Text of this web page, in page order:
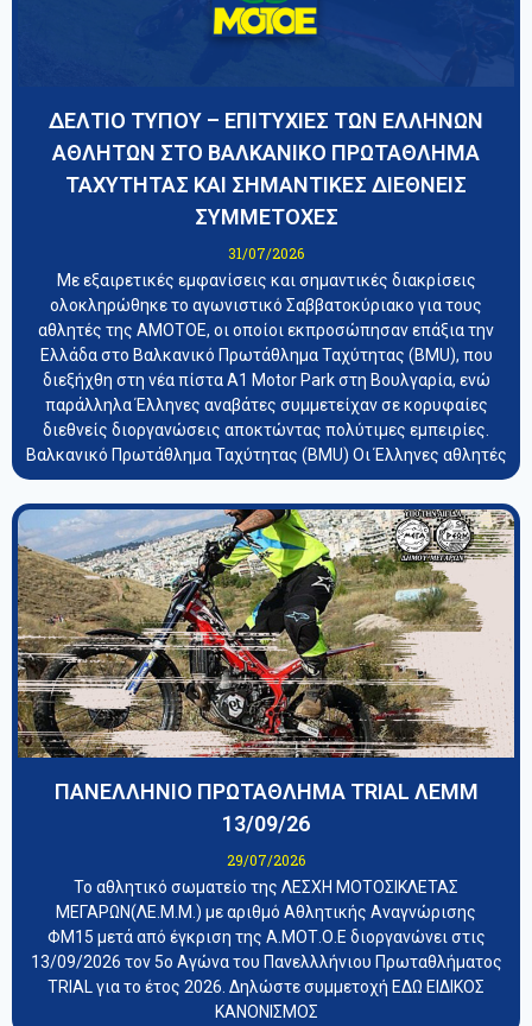
ΔΕΛΤΙΟ ΤΥΠΟΥ – ΕΠΙΤΥΧΙΕΣ ΤΩΝ ΕΛΛΗΝΩΝ
ΑΘΛΗΤΩΝ ΣΤΟ ΒΑΛΚΑΝΙΚΟ ΠΡΩΤΑΘΛΗΜΑ
ΤΑΧΥΤΗΤΑΣ ΚΑΙ ΣΗΜΑΝΤΙΚΕΣ ΔΙΕΘΝΕΙΣ
ΣΥΜΜΕΤΟΧΕΣ
31/07/2026
Με εξαιρετικές εμφανίσεις και σημαντικές διακρίσεις
ολοκληρώθηκε το αγωνιστικό Σαββατοκύριακο για τους
αθλητές της ΑΜΟΤΟΕ, οι οποίοι εκπροσώπησαν επάξια την
Ελλάδα στο Βαλκανικό Πρωτάθλημα Ταχύτητας (BMU), που
διεξήχθη στη νέα πίστα A1 Motor Park στη Βουλγαρία, ενώ
παράλληλα Έλληνες αναβάτες συμμετείχαν σε κορυφαίες
διεθνείς διοργανώσεις αποκτώντας πολύτιμες εμπειρίες.
Βαλκανικό Πρωτάθλημα Ταχύτητας (BMU) Οι Έλληνες αθλητές
ΠΑΝΕΛΛΗΝΙΟ ΠΡΩΤΑΘΛΗΜΑ TRIAL ΛΕΜΜ
13/09/26
29/07/2026
Το αθλητικό σωματείο της ΛΕΣΧΗ ΜΟΤΟΣΙΚΛΕΤΑΣ
ΜΕΓΑΡΩΝ(ΛΕ.Μ.Μ.) με αριθμό Αθλητικής Αναγνώρισης
ΦΜ15 μετά από έγκριση της Α.ΜΟΤ.Ο.Ε διοργανώνει στις
13/09/2026 τον 5ο Αγώνα του Πανελλλήνιου Πρωταθλήματος
TRIAL για το έτος 2026. Δηλώστε συμμετοχή ΕΔΩ ΕΙΔΙΚΟΣ
ΚΑΝΟΝΙΣΜΟΣ